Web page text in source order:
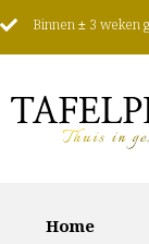
Binnen ± 3 weken
Home